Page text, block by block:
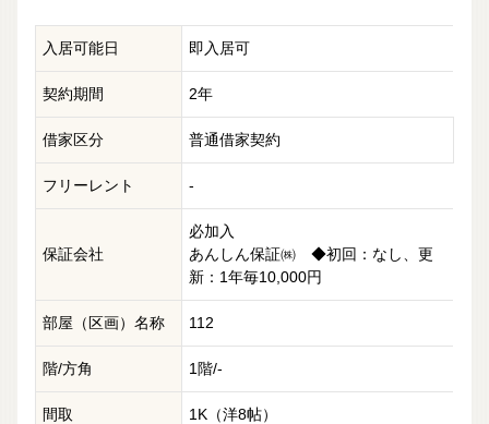
入居可能日 即入居可
契約期間 2年
借家区分 普通借家契約
フリーレント -
保証会社
必加入
あんしん保証㈱ ◆初回：なし、更
新：1年毎10,000円
部屋（区画）名称 112
階/方角 1階/-
間取 1K（洋8帖）